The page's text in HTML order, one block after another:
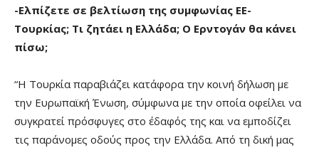
-Ελπίζετε σε βελτίωση της συμφωνίας ΕΕ-
Τουρκίας; Τι ζητάει η Ελλάδα; Ο Ερντογάν θα κάνει
πίσω;
“Η Τουρκία παραβιάζει κατάφορα την κοινή δήλωση με
την Ευρωπαϊκή Ένωση, σύμφωνα με την οποία οφείλει να
συγκρατεί πρόσφυγες στο έδαφός της και να εμποδίζει
τις παράνομες οδούς προς την Ελλάδα. Από τη δική μας